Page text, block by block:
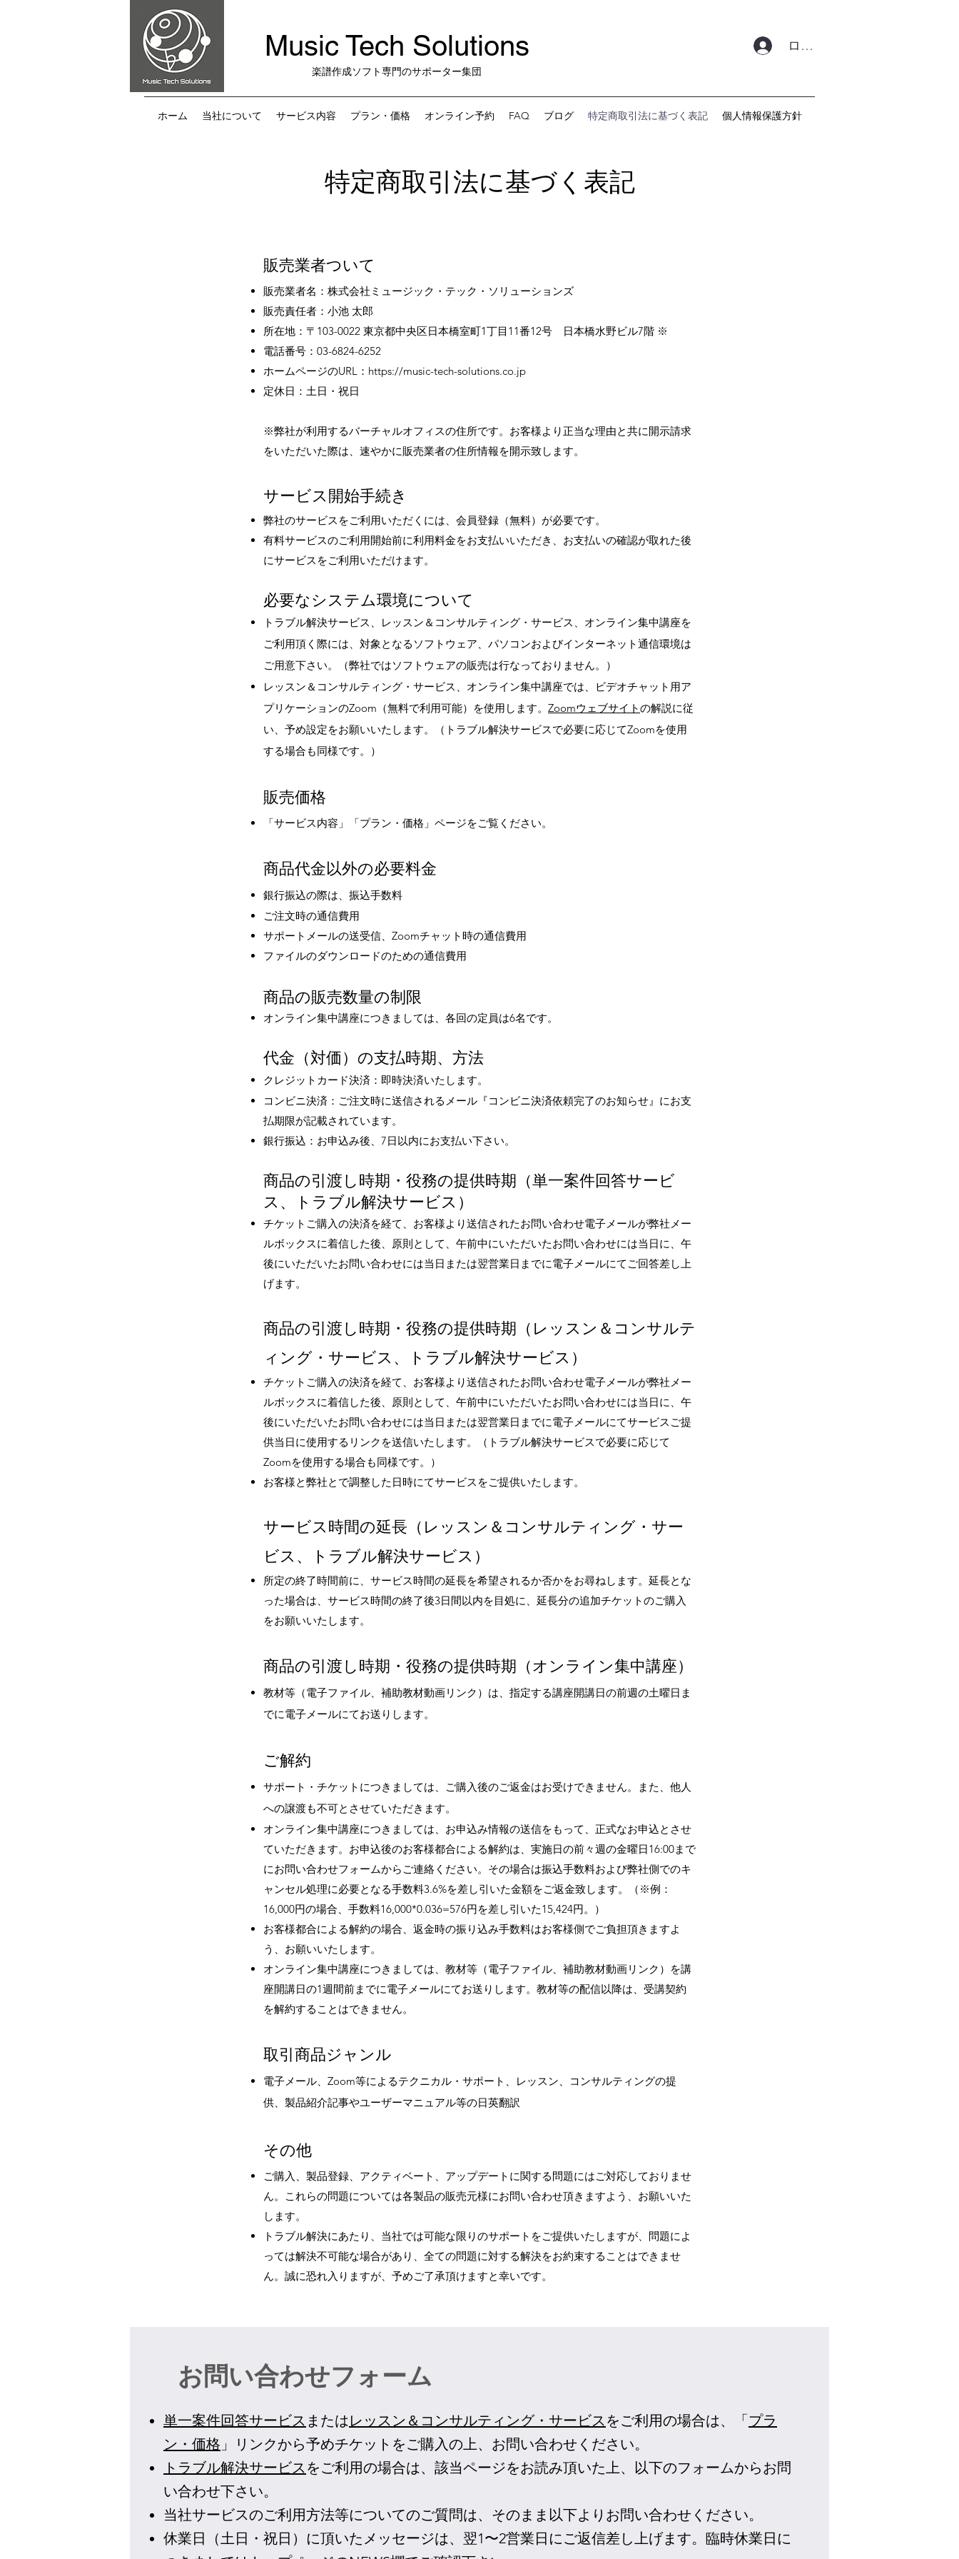
Music Tech Solutions ログイン
楽譜作成ソフト専門のサポーター集団
ホーム 当社について サービス内容 プラン・価格 オンライン予約 FAQ ブログ 特定商取引法に基づく表記 個人情報保護方針
特定商取引法に基づく表記
​販売業者ついて
販売業者名：株式会社ミュージック・テック・ソリューションズ
販売責任者：小池 太郎
所在地：〒103-0022 東京都中央区日本橋室町1丁目11番12号 日本橋水野ビル7階 ※
電話番号：03-6824-6252
ホームページのURL： https://music-tech-solutions.co.jp
定休日：土日・祝日
※弊社が利用するバーチャルオフィスの住所です。お客様より正当な理由と共に開示請求
をいただいた際は、速やかに販売業者の住所情報を開示致します。
サービス開始手続き
弊社のサービスをご利用いただくには、会員登録（無料）が必要です。
有料サービスのご利用開始前に利用料金をお支払いいただき、お支払いの確認が取れた後
にサービスをご利用いただけます。
必要なシステム環境について
トラブル解決サービス、レッスン＆コンサルティング・サービス、オンライン集中講座を
ご利用頂く際には、対象となるソフトウェア、パソコンおよびインターネット通信環境は
ご用意下さい。（弊社ではソフトウェアの販売は行なっておりません。）
レッスン＆コンサルティング・サービス、オンライン集中講座では、ビデオチャット用ア
プリケーションのZoom（無料で利用可能）を使用します。 Zoomウェブサイトの解説に従
い、予め設定をお願いいたします。（トラブル解決サービスで必要に応じてZoomを使用
する場合も同様です。）
販売価格
「サービス内容」「プラン・価格」ページをご覧ください。
商品代金以外の必要料金
銀行振込の際は、振込手数料
ご注文時の通信費用
サポートメールの送受信、Zoomチャット時の通信費用
ファイルのダウンロードのための通信費用
商品の販売数量の制限
オンライン集中講座につきましては、各回の定員は6名です。
代金（対価）の支払時期、方法
クレジットカード決済：即時決済いたします。
コンビニ決済 ：ご注文時に送信されるメール『コンビニ決済依頼完了のお知らせ』にお支
払期限が記載されています。
銀行振込：お申込み後、7日以内にお支払い下さい。
商品の引渡し時期・役務の提供時期（単一案件回答サービ
ス、
トラブル解決サービス ）
チケットご購入の決済を経て、お客様より送信されたお問い合わせ電子メールが弊社メー
ルボックスに着信した後、原則として、午前中にいただいたお問い合わせには当日に、午
後にいただいたお問い合わせには当日または翌営業日までに電子メールにてご回答差し上
げます。
商品の引渡し時期・役務の提供時期（レッスン＆コンサルテ
ィング・サービス 、 トラブル解決サービス）
チケットご購入の決済を経て、お客様より送信されたお問い合わせ電子メールが弊社メー
ルボックスに着信した後、原則として、午前中にいただいたお問い合わせには当日に、午
後にいただいたお問い合わせには当日または翌営業日までに電子メールにてサービスご提
供当日に使用するリンクを送信いたします。（トラブル解決サービスで必要に応じて
Zoomを使用する場合も同様です。）
お客様と弊社とで調整した日時にてサービスをご提供いたします。
サービス時間の延長（レッスン＆コンサルティング・サー
ビス 、 トラブル解決サービス）
所定の終了時間前に、サービス時間の延長を希望されるか否かをお尋ねします。延長とな
った場合は、サービス時間の終了後3日間以内を目処に、延長分の追加チケットのご購入
をお願いいたします。
商品の引渡し時期・役務の提供時期（オンライン集中講座）
教材等（電子ファイル、 ​補助教材動画リンク）は、指定する講座開講日の前週の土曜日ま
でに電子メールにてお送りします。
ご解約
サポート・チケットにつきましては、ご購入後のご返金はお受けできません。また、他人
への譲渡も不可とさせていただきます。
オンライン集中講座につきましては、お申込み情報の送信をもって、正式なお申込とさせ
ていただきます。お申込後のお客様都合による解約は、実施日の前々週の金曜日16:00まで
にお問い合わせフォームからご連絡ください。その場合は振込手数料および弊社側でのキ
ャンセル処理に必要となる手数料3.6%を差し引いた金額をご返金致します。（※例：
16,000円の場合、手数料16,000*0.036=576円を差し引いた15,424円。）
お客様都合による解約の場合、返金時の振り込み手数料はお客様側でご負担頂きますよ
う、お願いいたします。
オンライン集中講座につきましては、教材等（電子ファイル、 ​補助教材動画リンク）を講
座開講日の1週間前までに電子メールにてお送りします。教材等の配信以降は、受講契約
を解約することはできません。
取引商品ジャンル
電子メール、Zoom等によるテクニカル・サポート、レッスン、コンサルティングの提
供、製品紹介記事やユーザーマニュアル等の日英翻訳
その他
ご購入、製品登録、アクティベート、アップデートに関する問題にはご対応しておりませ
ん。これらの問題については各製品の販売元様にお問い合わせ頂きますよう、お願いいた
します。
​トラブル解決にあたり、当社では可能な限りのサポートをご提供いたしますが、問題によ
っては解決不可能な場合があり、全ての問題に対する解決をお約束することはできませ
ん。誠に恐れ入りますが、予めご了承頂けますと幸いです。
お問い合わせフォーム
単一案件回答サービス またはレッスン＆コンサルティング・サービスをご利用の場合は、「プラ
ン・価格 」リンクから予めチケットをご購入の上、お問い合わせください。
トラブル解決サービスをご利用の場合は、該当ページをお読み頂いた上、以下のフォームからお問
い合わせ下さい。
​当社サービスのご利用方法等についてのご質問は、そのまま以下よりお問い合わせください。
休業日（土日・祝日）に頂いたメッセージは、翌1〜2営業日 にご返信差し上げます。臨時休業日に